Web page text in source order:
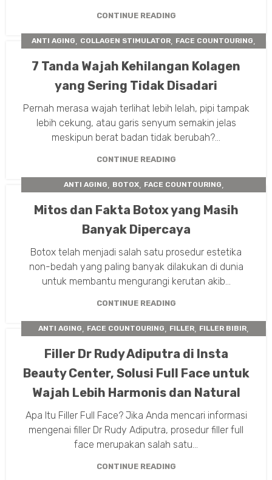
CONTINUE READING
ANTI AGING, COLLAGEN STIMULATOR, FACE COUNTOURING,
PERAWATAN KULIT,TIPS TREATMENT
7 Tanda Wajah Kehilangan Kolagen
yang Sering Tidak Disadari
Pernah merasa wajah terlihat lebih lelah, pipi tampak
lebih cekung, atau garis senyum semakin jelas
meskipun berat badan tidak berubah?...
CONTINUE READING
ANTI AGING, BOTOX, FACE COUNTOURING,
Mitos dan Fakta Botox yang Masih
Banyak Dipercaya
Botox telah menjadi salah satu prosedur estetika
non-bedah yang paling banyak dilakukan di dunia
untuk membantu mengurangi kerutan akib...
CONTINUE READING
ANTI AGING, FACE COUNTOURING, FILLER, FILLER BIBIR,
Filler Dr Rudy Adiputra di Insta
Beauty Center, Solusi Full Face untuk
Wajah Lebih Harmonis dan Natural
Apa Itu Filler Full Face? Jika Anda mencari informasi
mengenai filler Dr Rudy Adiputra, prosedur filler full
face merupakan salah satu...
CONTINUE READING